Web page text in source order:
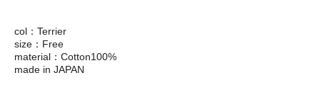
col：Terrier
size：Free
material：Cotton100%
made in JAPAN